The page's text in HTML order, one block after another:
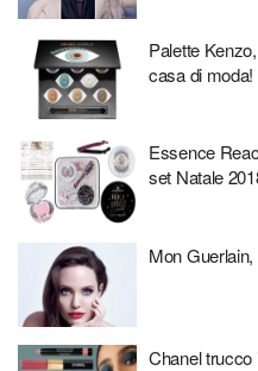
Palette
casa di moda!
Essence
set Natale
Mon
Chanel trucco